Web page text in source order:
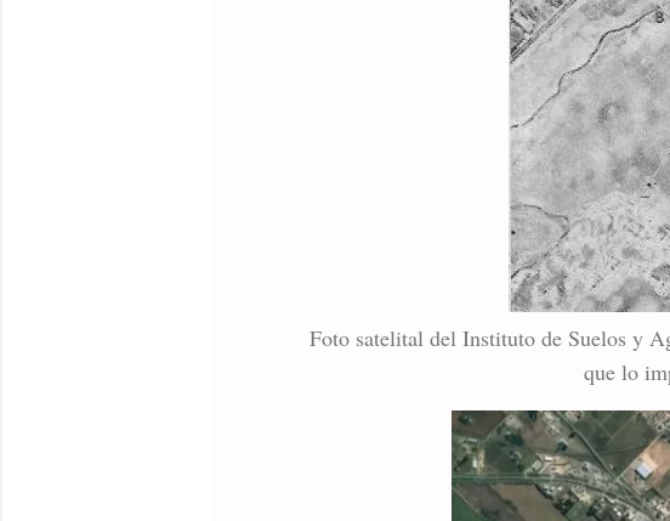
Foto satelital del Instituto de Suelos y
que lo